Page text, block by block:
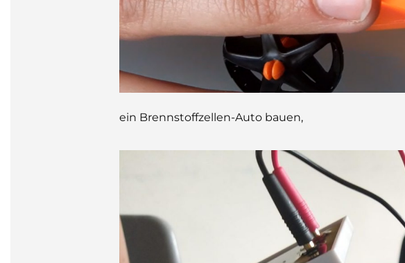
ein Brennstoffzellen-Auto bauen,